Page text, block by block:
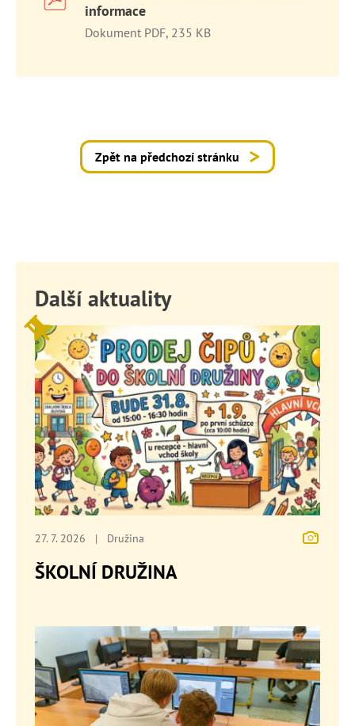
informace
Dokument PDF, 235 KB
Zpět na předchozí stránku
Další aktuality
27. 7. 2026 | Družina
ŠKOLNÍ DRUŽINA